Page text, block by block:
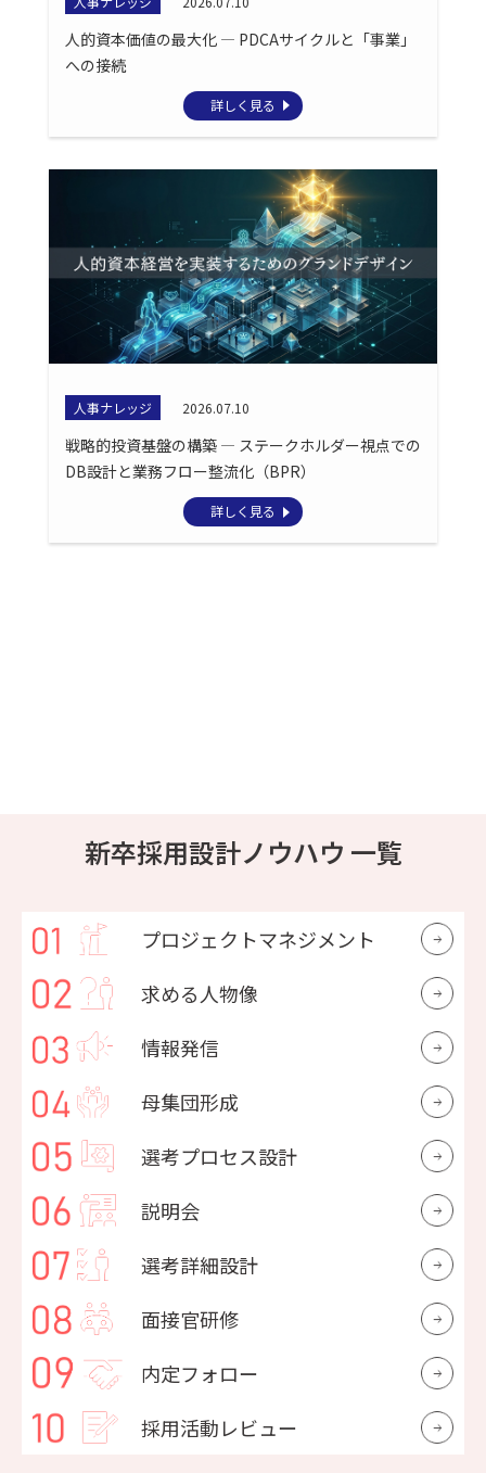
人的資本価値の最大化 ― PDCAサイクルと「事業」
への接続
詳しく見る
人事ナレッジ 2026.07.10
戦略的投資基盤の構築 ― ステークホルダー視点での
DB設計と業務フロー整流化（BPR）
詳しく見る
新卒採用設計ノウハウ 一覧
プロジェクトマネジメント
求める人物像
情報発信
母集団形成
選考プロセス設計
説明会
選考詳細設計
面接官研修
内定フォロー
採用活動レビュー